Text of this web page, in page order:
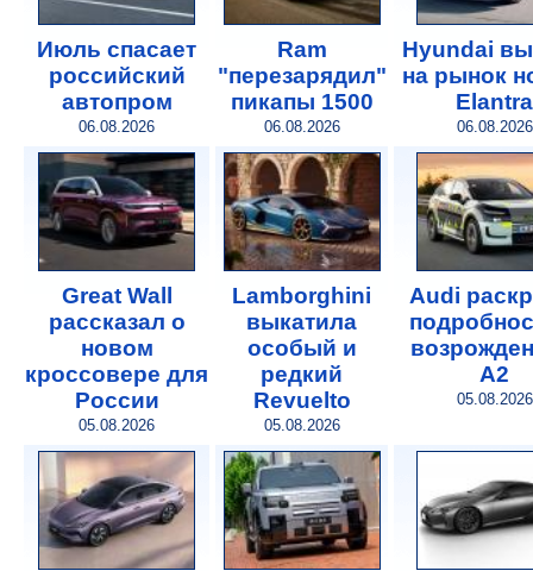
Июль спасает
российский
автопром
06.08.2026
Ram
"перезарядил"
пикапы 1500
06.08.2026
Hyundai
на рынок
Elantra
06.08.2026
Great Wall
рассказал о
новом
кроссовере для
России
05.08.2026
Lamborghini
выкатила
особый и
редкий
Revuelto
05.08.2026
Audi
A2
05.08.2026